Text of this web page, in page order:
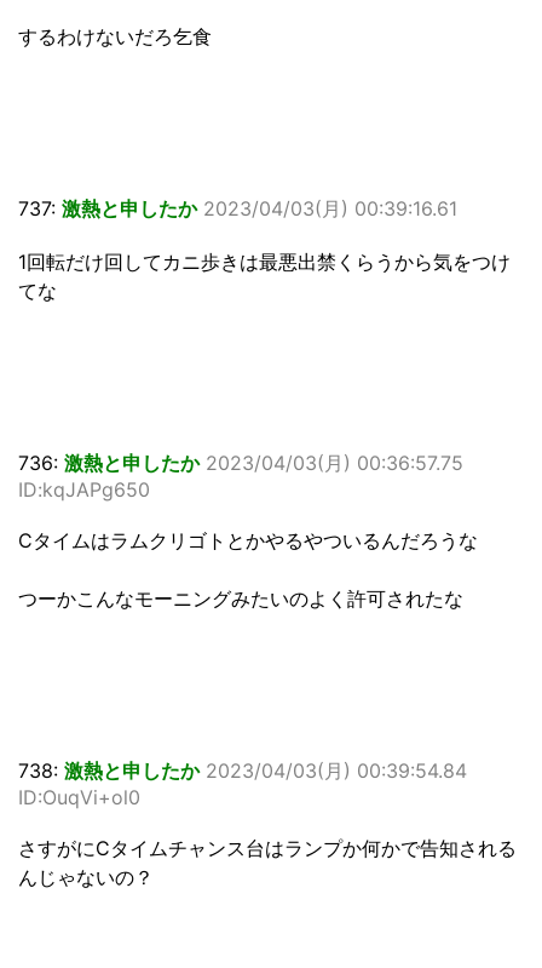
するわけないだろ乞食
737: 激熱と申したか 2023/04/03(月) 00:39:16.61
1回転だけ回してカニ歩きは最悪出禁くらうから気をつけ
てな
736: 激熱と申したか 2023/04/03(月) 00:36:57.75
ID:kqJAPg650
Cタイムはラムクリゴトとかやるやついるんだろうな
つーかこんなモーニングみたいのよく許可されたな
738: 激熱と申したか 2023/04/03(月) 00:39:54.84
ID:OuqVi+ol0
さすがにCタイムチャンス台はランプか何かで告知される
んじゃないの？